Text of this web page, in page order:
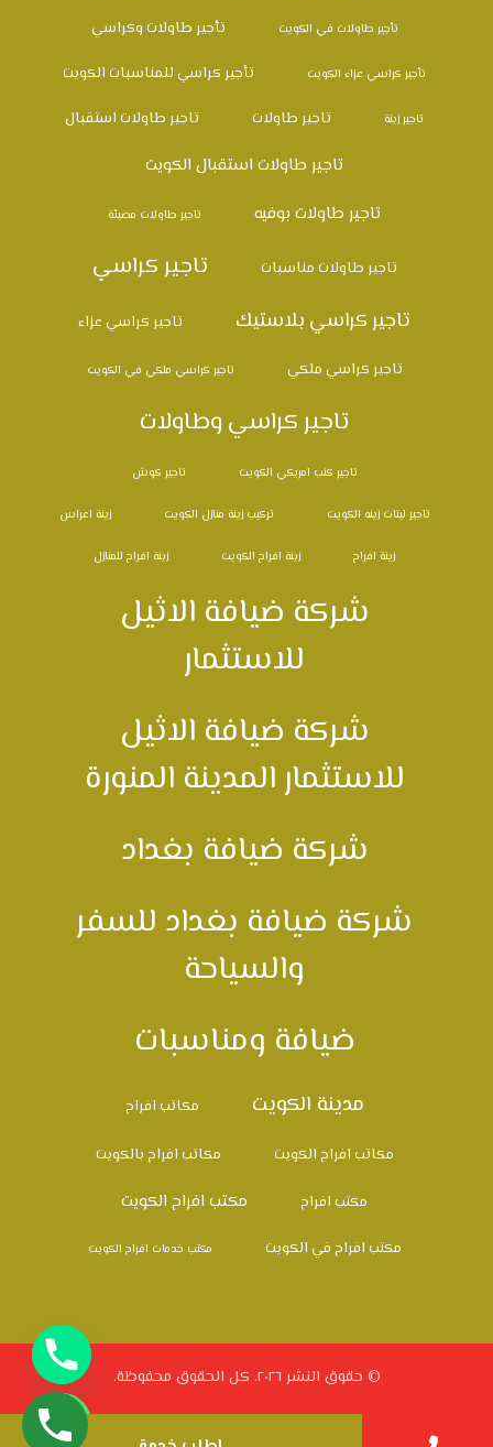
تأجير طاولات في الكويت تأجير طاولات وكراسي
تأجير كراسي عزاء الكويت تأجير كراسي للمناسبات الكويت
تاجير زينة تاجير طاولات تاجير طاولات استقبال
تاجير طاولات استقبال الكويت
تاجير طاولات بوفيه
تاجير طاولات مضيئة
تاجير طاولات مناسبات تاجير كراسي
تاجير كراسي بلاستيك تاجير كراسي عزاء
تاجير كراسي ملكي تاجير كراسي ملكي في الكويت
تاجير كراسي وطاولات
تاجير كنب امريكي الكويت تاجير كوش
تاجير ليتات زينه الكويت تركيب زينة منازل الكويت زينة اعراس
زينة افراح زينة افراح الكويت زينة افراح للمنازل
شركة ضيافة الاثيل
للاستثمار
شركة ضيافة الاثيل
للاستثمار المدينة المنورة
شركة ضيافة بغداد
شركة ضيافة بغداد للسفر
والسياحة
ضيافة ومناسبات
مدينة الكويت مكاتب افراح
مكاتب افراح الكويت مكاتب افراح بالكويت
مكتب افراح مكتب افراح الكويت
مكتب افراح في الكويت مكتب خدمات افراح الكويت
© حقوق النشر ٢٠٢٦. كل الحقوق محفوظة.